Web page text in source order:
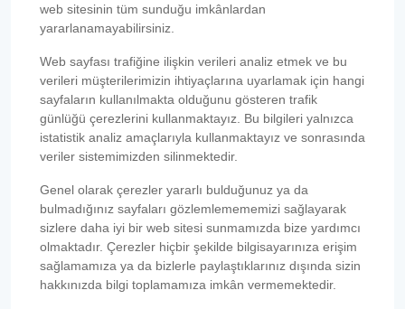
web sitesinin tüm sunduğu imkânlardan
yararlanamayabilirsiniz.
Web sayfası trafiğine ilişkin verileri analiz etmek ve bu
verileri müşterilerimizin ihtiyaçlarına uyarlamak için hangi
sayfaların kullanılmakta olduğunu gösteren trafik
günlüğü çerezlerini kullanmaktayız. Bu bilgileri yalnızca
istatistik analiz amaçlarıyla kullanmaktayız ve sonrasında
veriler sistemimizden silinmektedir.
Genel olarak çerezler yararlı bulduğunuz ya da
bulmadığınız sayfaları gözlemlemememizi sağlayarak
sizlere daha iyi bir web sitesi sunmamızda bize yardımcı
olmaktadır. Çerezler hiçbir şekilde bilgisayarınıza erişim
sağlamamıza ya da bizlerle paylaştıklarınız dışında sizin
hakkınızda bilgi toplamamıza imkân vermemektedir.